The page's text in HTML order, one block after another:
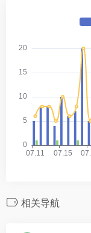
相关导航